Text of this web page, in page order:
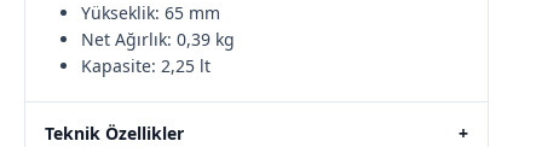
Yükseklik: 65 mm
Net Ağırlık: 0,39 kg
Kapasite: 2,25 lt
Teknik Özellikler +